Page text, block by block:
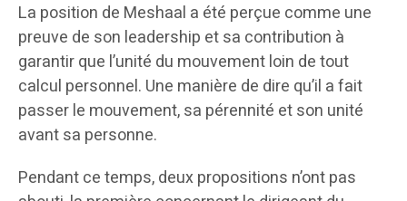
La position de Meshaal a été perçue comme une
preuve de son leadership et sa contribution à
garantir que l’unité du mouvement loin de tout
calcul personnel. Une manière de dire qu’il a fait
passer le mouvement, sa pérennité et son unité
avant sa personne.
Pendant ce temps, deux propositions n’ont pas